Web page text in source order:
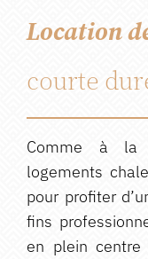
Location
courte
Comme à la
logements
pour profiter
fins
en plein centre